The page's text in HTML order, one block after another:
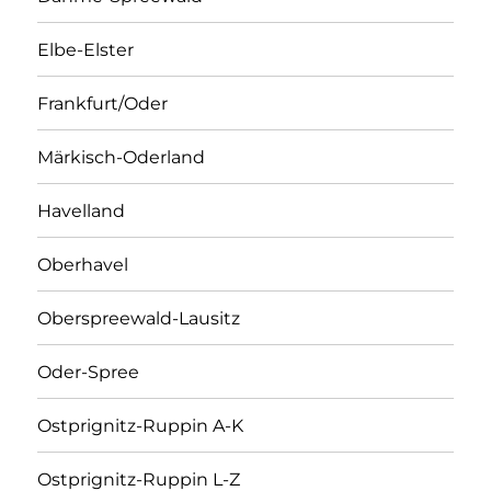
Elbe-Elster
Frankfurt/Oder
Märkisch-Oderland
Havelland
Oberhavel
Oberspreewald-Lausitz
Oder-Spree
Ostprignitz-Ruppin A-K
Ostprignitz-Ruppin L-Z